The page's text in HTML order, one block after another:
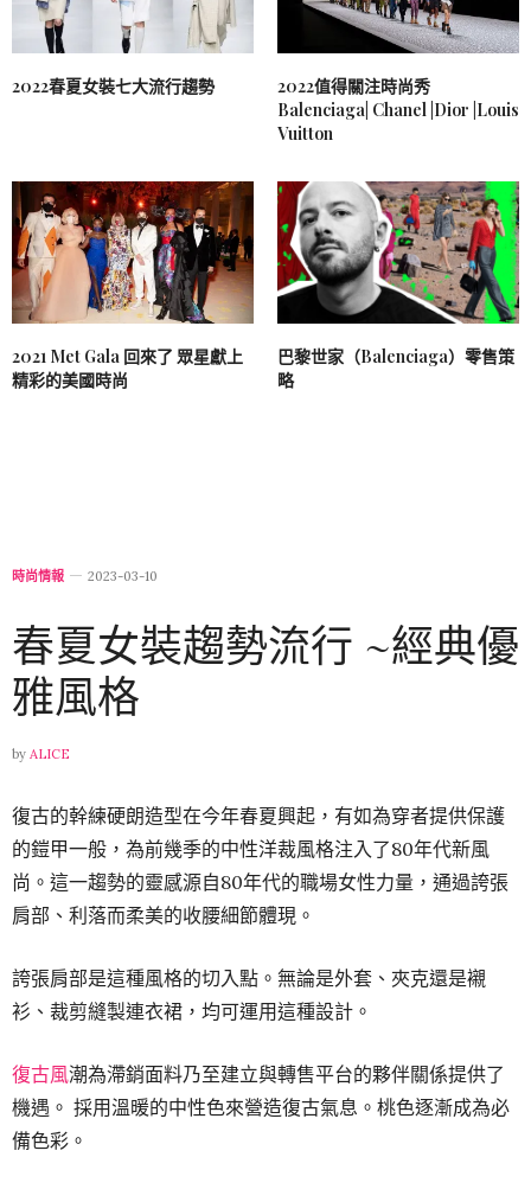
2022春夏女裝七大流行趨勢
2022值得關注時尚秀
Balenciaga| Chanel |Dior |Louis
Vuitton
2021 Met Gala 回來了 眾星獻上
精彩的美國時尚
巴黎世家（Balenciaga）零售策
略
時尚情報 2023-03-10
春夏女裝趨勢流行 ~經典優
雅風格
by ALICE
復古的幹練硬朗造型在今年春夏興起，有如為穿者提供保護
的鎧甲一般，為前幾季的中性洋裁風格注入了80年代新風
尚。這一趨勢的靈感源自80年代的職場女性力量，通過誇張
肩部、利落而柔美的收腰細節體現。
誇張肩部是這種風格的切入點。無論是外套、夾克還是襯
衫、裁剪縫製連衣裙，均可運用這種設計。
復古風潮為滯銷面料乃至建立與轉售平台的夥伴關係提供了
機遇。 採用溫暖的中性色來營造復古氣息。桃色逐漸成為必
備色彩。